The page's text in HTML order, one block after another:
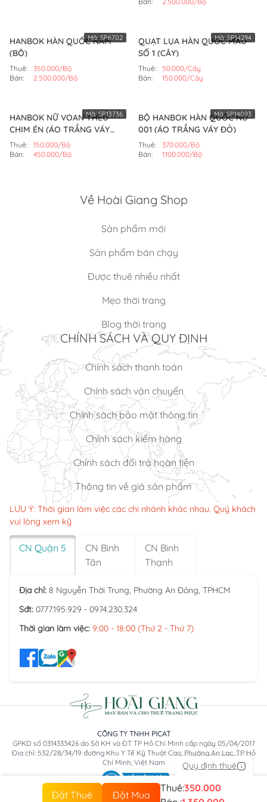
HANBOK HÀN QUỐC NAM
(BỘ)
Thuê:
350.000/Bộ
Bán:
2.500.000/Bộ
Mã: SP6702
QUẠT LỤA HÀN QUỐC MẪU
SỐ 1 (CÂY)
Thuê:
50.000/Cây
Bán:
150.000/Cây
Mã: SP14294
HANBOK NỮ VOAN THÊU
CHIM ÉN (ÁO TRẮNG VÁY
HỒNG SEN)
Thuê:
150.000/Bộ
Bán:
450.000/Bộ
Mã:SP13736
BỘ HANBOK HÀN QUỐC NỮ
001 (ÁO TRẮNG VÁY ĐỎ)
Thuê:
370.000/Bộ
Bán:
1.100.000/Bộ
Mã:SP14093
Quy định thuê
Đặt Thuê Đặt Mua
Thuê:350.000
Về Hoài Giang Shop
Sản phẩm mới
Sản phẩm bán chạy
Được thuê nhiều nhất
Mẹo thời trang
Blog thời trang
CHÍNH SÁCH VÀ QUY ĐỊNH
Chính sách thanh toán
Chính sách vận chuyển
Chính sách bảo mật thông tin
Chính sách kiểm hàng
Chính sách đổi trả hoàn tiền
Thông tin về giá sản phẩm
LƯU Ý: Thời gian làm việc các chi nhánh khác nhau. Quý khách
vui lòng xem kỹ
CN Quận 5
CN Bình
Tân
CN Bình
Thạnh
Địa chỉ: 8 Nguyễn Thời Trung, Phường An Đông, TPHCM
Sđt: 0777.195.929 - 0974.230.324
Thời gian làm việc: 9:00 - 18:00 (Thứ 2 - Thứ 7)
CÔNG TY TNHH PICAT
GPKD số 0314333426 do Sở KH và ĐT TP Hồ Chí Minh cấp ngày 05/04/2017
Địa chỉ: 532/28/34/19 đường Khu Y Tế Kỹ Thuật Cao, Phường An Lạc, TP Hồ
Chí Minh, Việt Nam